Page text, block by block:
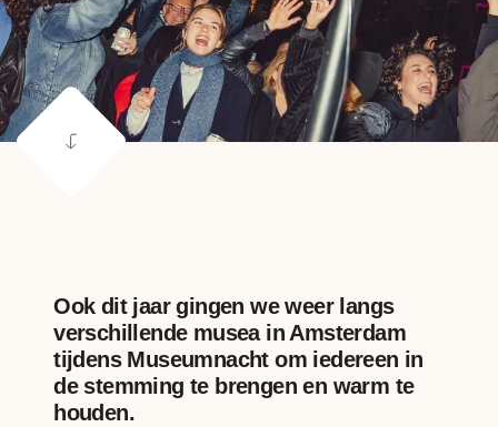
Ook dit jaar gingen we weer langs
verschillende musea in Amsterdam
tijdens Museumnacht om iedereen in
de stemming te brengen en warm te
houden.